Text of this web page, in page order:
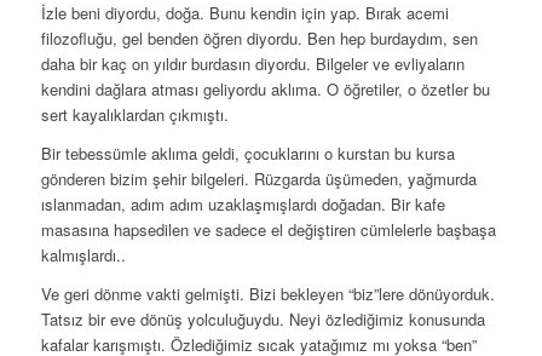
İzle beni diyordu, doğa. Bunu kendin için yap. Bırak acemi
filozofluğu, gel benden öğren diyordu. Ben hep burdaydım, sen
daha bir kaç on yıldır burdasın diyordu. Bilgeler ve evliyaların
kendini dağlara atması geliyordu aklıma. O öğretiler, o özetler bu
sert kayalıklardan çıkmıştı.
Bir tebessümle aklıma geldi, çocuklarını o kurstan bu kursa
gönderen bizim şehir bilgeleri. Rüzgarda üşümeden, yağmurda
ıslanmadan, adım adım uzaklaşmışlardı doğadan. Bir kafe
masasına hapsedilen ve sadece el değiştiren cümlelerle başbaşa
kalmışlardı..
Ve geri dönme vakti gelmişti. Bizi bekleyen “biz”lere dönüyorduk.
Tatsız bir eve dönüş yolculuğuydu. Neyi özlediğimiz konusunda
kafalar karışmıştı. Özlediğimiz sıcak yatağımız mı yoksa “ben”